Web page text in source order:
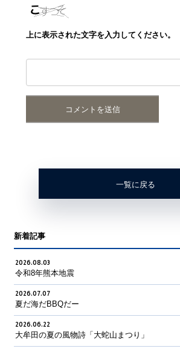
上に表示された文字を入力してください。
一覧に戻る
新着記事
2026.08.03
令和8年熊本地震
2026.07.07
夏だ海だBBQだー
2026.06.22
大牟田の夏の風物詩「大蛇山まつり」